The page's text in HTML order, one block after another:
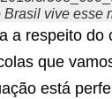
vive esse
a respeito do
que
está